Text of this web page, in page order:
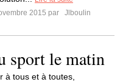
2015 par
Jlboulin
sport le matin
à tous et à toutes,